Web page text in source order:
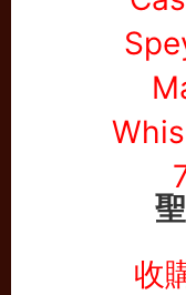
收